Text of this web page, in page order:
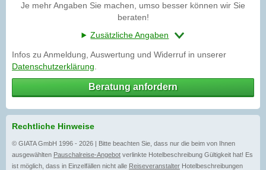
Je mehr Angaben Sie machen, umso besser können wir Sie
beraten!
Zusätzliche Angaben
Infos zu Anmeldung, Auswertung und Widerruf in unserer
Datenschutzerklärung
Beratung anfordern
Rechtliche Hinweise
© GIATA GmbH 1996 - 2026 | Bitte beachten Sie, dass nur die beim von Ihnen
ausgewählten Pauschalreise-Angebot verlinkte Hotelbeschreibung Gültigkeit hat! Es
ist möglich, dass in Einzelfällen nicht alle Reiseveranstalter Hotelbeschreibungen